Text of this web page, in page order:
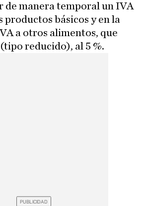
de manera temporal un IVA
productos básicos y en la
a otros alimentos, que
reducido), al 5 %.